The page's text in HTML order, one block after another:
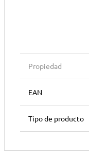
Propiedad
EAN
Tipo de producto